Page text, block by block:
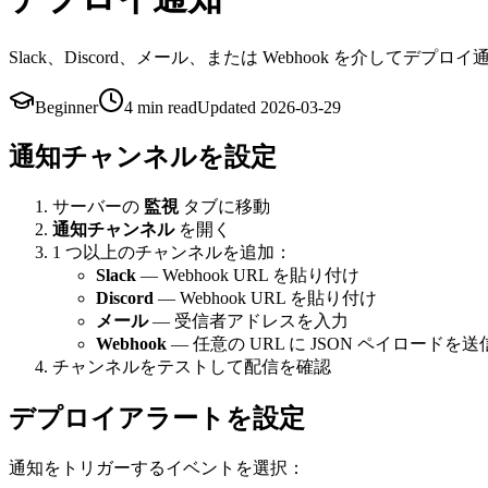
Slack、Discord、メール、または Webhook を介してデプロイ
Beginner 4 min readUpdated 2026-03-29
通知チャンネルを設定
サーバーの 監視タブに移動
通知チャンネルを開く
1 つ以上のチャンネルを追加：
Slack — Webhook URL を貼り付け
Discord — Webhook URL を貼り付け
メール— 受信者アドレスを入力
Webhook — 任意の URL に JSON ペイロードを送
チャンネルをテストして配信を確認
デプロイアラートを設定
通知をトリガーするイベントを選択：